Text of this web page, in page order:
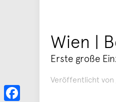
Wien |
Erste große
Veröffentlicht von